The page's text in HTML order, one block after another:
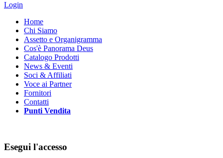
Login
Home
Chi Siamo
Assetto e Organigramma
Cos'è Panorama Deus
Catalogo Prodotti
News & Eventi
Soci & Affiliati
Voce ai Partner
Fornitori
Contatti
Punti Vendita
Esegui l'accesso